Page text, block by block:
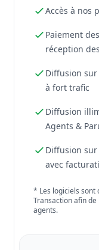
Accès à nos
Paiement
réception
Diffusion
à fort trafic
Diffusion
Agents &
Diffusion
avec
* Les logiciels sont
Transaction afin
agents.